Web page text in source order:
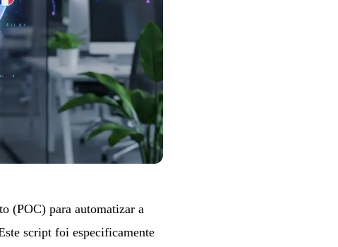
(POC) para automatizar a
script foi especificamente